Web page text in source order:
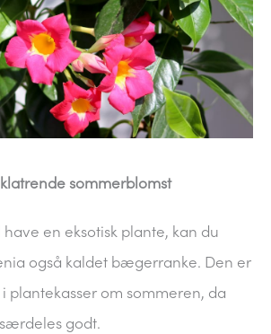
sommerblomst
en eksotisk plante, kan du
også kaldet bægerranke. Den er
plantekasser om sommeren, da
godt.